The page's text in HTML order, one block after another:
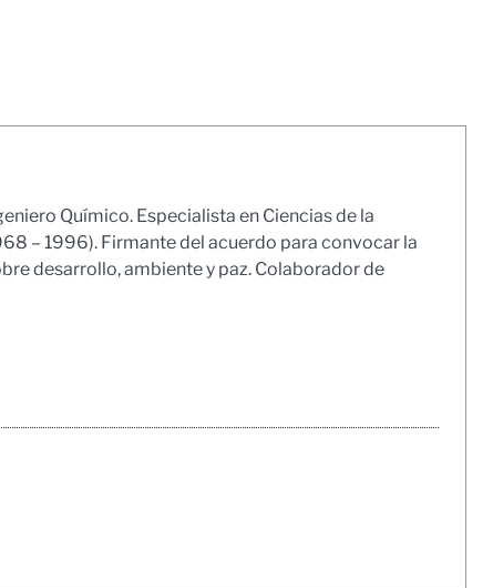
Químico. Especialista en Ciencias de la
– 1996). Firmante del acuerdo para convocar la
desarrollo, ambiente y paz. Colaborador de